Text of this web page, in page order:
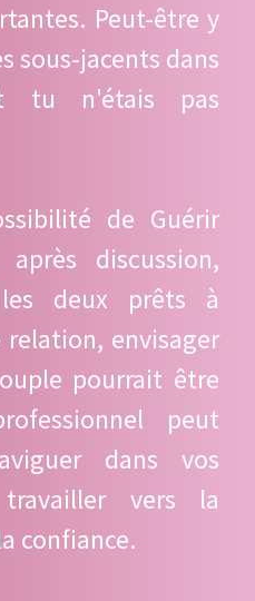
Peut-être y
sous-jacents dans
tu n'étais pas
de Guérir
discussion,
deux prêts à
envisager
pourrait être
peut
dans vos
vers la
confiance.